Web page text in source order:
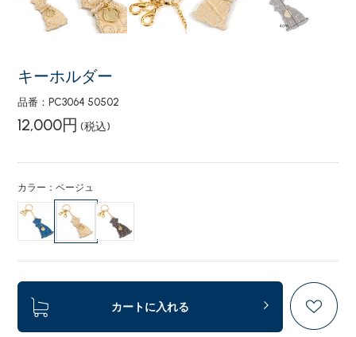
キーホルダー
品番：PC3064 50502
12,000円 (税込)
カラー：ベージュ
カートに入れる